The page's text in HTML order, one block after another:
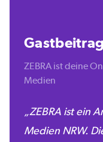
ZEBRA ist deine
Medien
ZEBRA ist ein
Medien NRW.